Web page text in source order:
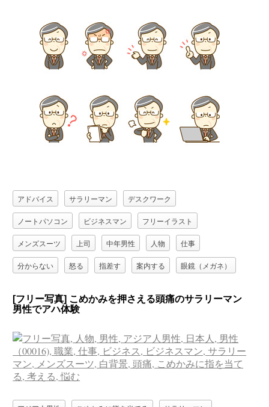
アドバイス サラリーマン デスクワーク
ノートパソコン ビジネスマン フリーイラスト
メンズスーツ 上司 中年男性 人物 仕事
分からない 怒る 指差す 案内する 眼鏡（メガネ）
[フリー写真] こめかみを押さえる頭痛のサラリーマン
男性でアハ体験